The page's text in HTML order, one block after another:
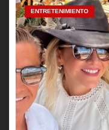
ENTRETENIMIENTO